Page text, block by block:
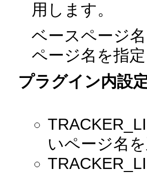
用します。
ベースページ
ページ名を指
プラグイン内設
いページ名